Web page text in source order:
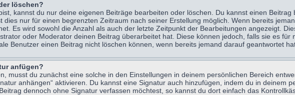
löschen?
kannst du nur deine eigenen Beiträge bearbeiten oder löschen. Du kannst einen
dies nur für einen begrenzten Zeitraum nach seiner Erstellung möglich. Wenn bereits
Es wird sowohl die Anzahl als auch der letzte Zeitpunkt der Bearbeitungen angezeigt.
oder Moderator deinen Beitrag überarbeitet hat. Diese können jedoch, falls sie es
Benutzer einen Beitrag nicht löschen können, wenn bereits jemand darauf geantwortet
anfügen?
musst du zunächst eine solche in den Einstellungen in deinem persönlichen Bereich
anhängen“ aktivieren. Du kannst eine Signatur auch hinzufügen, indem du in deinem
dennoch ohne Signatur verfassen möchtest, so kannst du dort einfach das